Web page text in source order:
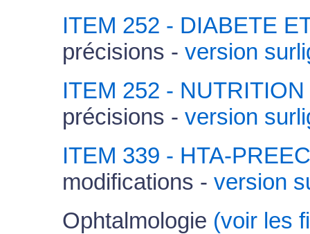
ITEM 252 - DIABETE
précisions - version
ITEM 252 -
précisions - version
ITEM 339 - HTA-
modifications - version
Ophtalmologie (voir les